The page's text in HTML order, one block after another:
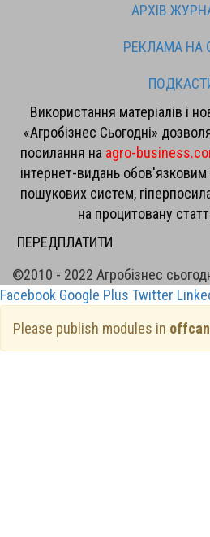
АРХІВ
РЕКЛАМА НА
Використання матеріалів і
«Агробізнес Сьогодні»
посилання на agro-
інтернет-видань
пошукових систем,
на процитовану
ПЕРЕДПЛАТИТИ
©2010 - 2022 Агробізнес
Facebook Google Plus Twitter
Please publish modules in